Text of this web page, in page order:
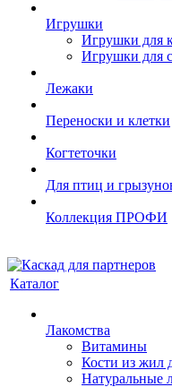
Игрушки
Игрушки для
Игрушки для
Лежаки
Переноски и клетки
Когтеточки
Для птиц и
Коллекция ПРОФИ
Каталог
Лакомства
Витамины
Кости из жил
Натуральные